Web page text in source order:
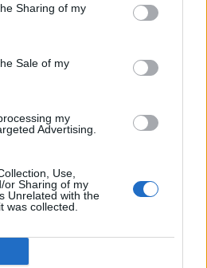
Sharing of my
Sale of my
my
Advertising.
Use,
or Sharing of my
Unrelated with the
was collected.